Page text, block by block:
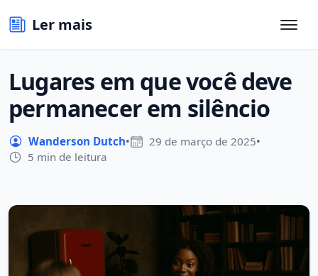
Ler mais
Lugares em que você deve
permanecer em silêncio
Wanderson Dutch• 29 de março de 2025•
5 min de leitura